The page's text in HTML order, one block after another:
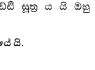
සූත්‍ර ය යි ඔහු
යි.